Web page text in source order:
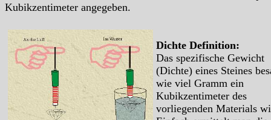
Kubikzentimeter angegeben.
Dichte Definition:
Das spezifische Gewicht
(Dichte) eines Steines
wie viel Gramm ein
Kubikzentimeter des
vorliegenden Materials